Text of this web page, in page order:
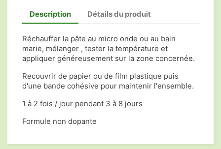
Description Détails du produit
Réchauffer la pâte au micro onde ou au bain
marie, mélanger , tester la température et
appliquer généreusement sur la zone concernée.
Recouvrir de papier ou de film plastique puis
d'une bande cohésive pour maintenir l'ensemble.
1 à 2 fois / jour pendant 3 à 8 jours
Formule non dopante